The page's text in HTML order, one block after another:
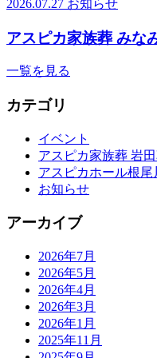
2026.07.27 お知らせ
アスピカ家族葬 み
一覧を見る
カテゴリ
イベント
アスピカ家族葬 岩
アスピカホール根尾
お知らせ
アーカイブ
2026年7月
2026年5月
2026年4月
2026年3月
2026年1月
2025年11月